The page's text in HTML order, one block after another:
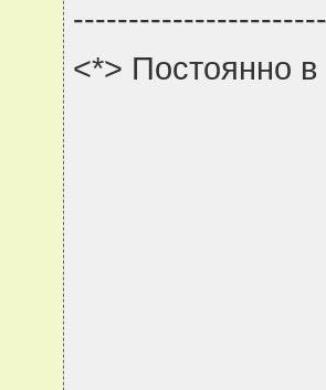
<*> Постоянно в